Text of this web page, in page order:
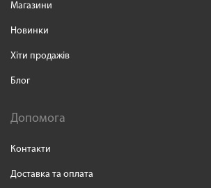
Магазини
Новинки
Хіти продажів
Блог
Допомога
Контакти
Доставка та оплата